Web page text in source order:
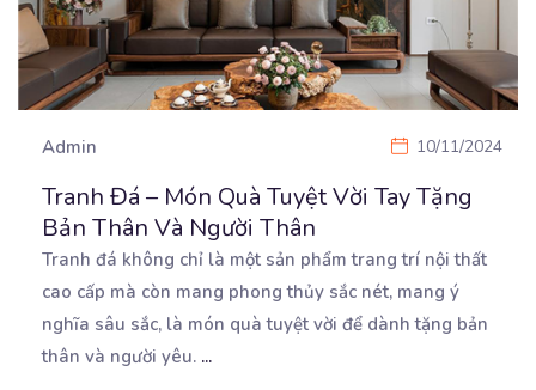
Admin 10/11/2024
Tranh Đá – Món Quà Tuyệt Vời Tay Tặng
Bản Thân Và Người Thân
Tranh đá không chỉ là một sản phẩm trang trí nội thất
cao cấp mà còn mang phong thủy sắc nét, mang ý
nghĩa sâu sắc, là món quà tuyệt vời để dành tặng bản
thân và người yêu. ...